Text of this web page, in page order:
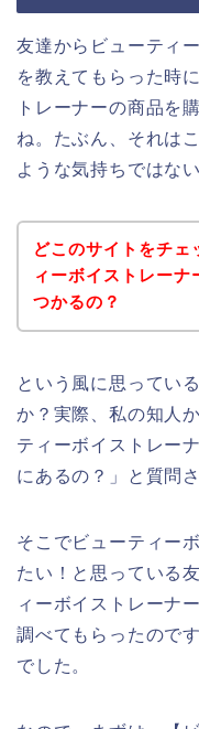
友達からビューティ
を教えてもらった時
トレーナーの商品を
ね。たぶん、それは
ような気持ちではな
どこのサイトをチェ
ィーボイストレー
つかるの？
という風に思ってい
か？実際、私の知人
ティーボイストレー
にあるの？」と質問
そこでビューティー
たい！と思っている
ィーボイストレーナ
調べてもらったので
でした。